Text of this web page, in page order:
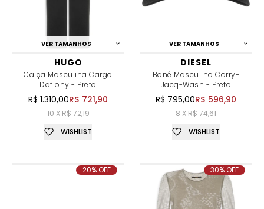
VER TAMANHOS
HUGO
Calça Masculina Cargo
Daflony - Preto
R$ 1.310,00R$ 721,90
10 X R$ 72,19
WISHLIST
VER TAMANHOS
DIESEL
Boné Masculino Corry-
Jacq-Wash - Preto
R$ 795,00R$ 596,90
8 X R$ 74,61
WISHLIST
20% OFF 30% OFF